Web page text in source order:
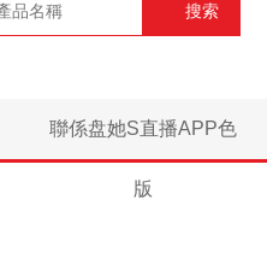
搜索
聯係盘她S直播APP色
版